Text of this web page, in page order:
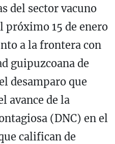
del sector vacuno
próximo 15 de enero
a la frontera con
guipuzcoana de
desamparo que
avance de la
(DNC) en el
califican de